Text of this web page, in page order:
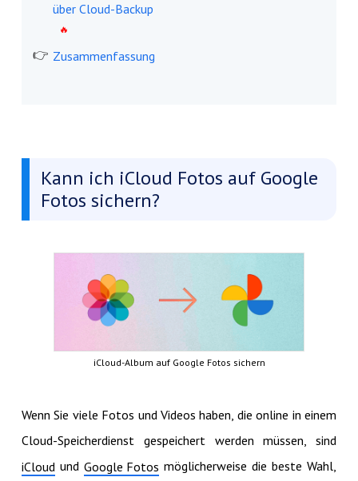
über Cloud-Backup
Zusammenfassung
Kann ich iCloud Fotos auf Google
Fotos sichern?
iCloud-Album auf Google Fotos sichern
Wenn Sie viele Fotos und Videos haben, die online in einem
Cloud-Speicherdienst gespeichert werden müssen, sind
iCloud und Google Fotos möglicherweise die beste Wahl,